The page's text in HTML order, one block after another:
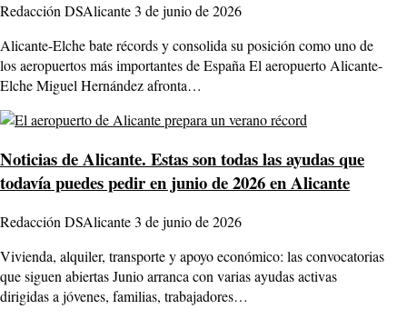
Redacción DSAlicante3 de junio de 2026
Alicante-Elche bate récords y consolida su posición como uno de
los aeropuertos más importantes de España El aeropuerto Alicante-
Elche Miguel Hernández afronta…
Noticias de Alicante. Estas son todas las ayudas que
todavía puedes pedir en junio de 2026 en Alicante
Redacción DSAlicante3 de junio de 2026
Vivienda, alquiler, transporte y apoyo económico: las convocatorias
que siguen abiertas Junio arranca con varias ayudas activas
dirigidas a jóvenes, familias, trabajadores…